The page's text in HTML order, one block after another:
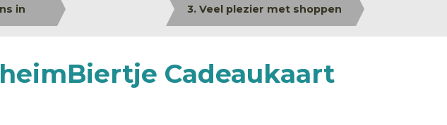
in 3. Veel plezier met shoppen
Cadeaukaart